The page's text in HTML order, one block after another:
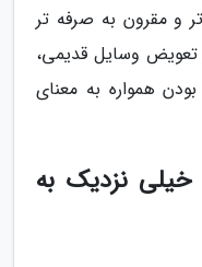
و مقرون به صرفه تر
تعویض وسایل قدیمی،
بودن همواره به معنای
خیلی نزدیک به